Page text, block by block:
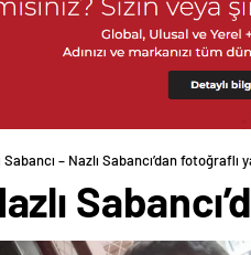
Sabancı – Nazlı Sabancı’dan fotoğraflı